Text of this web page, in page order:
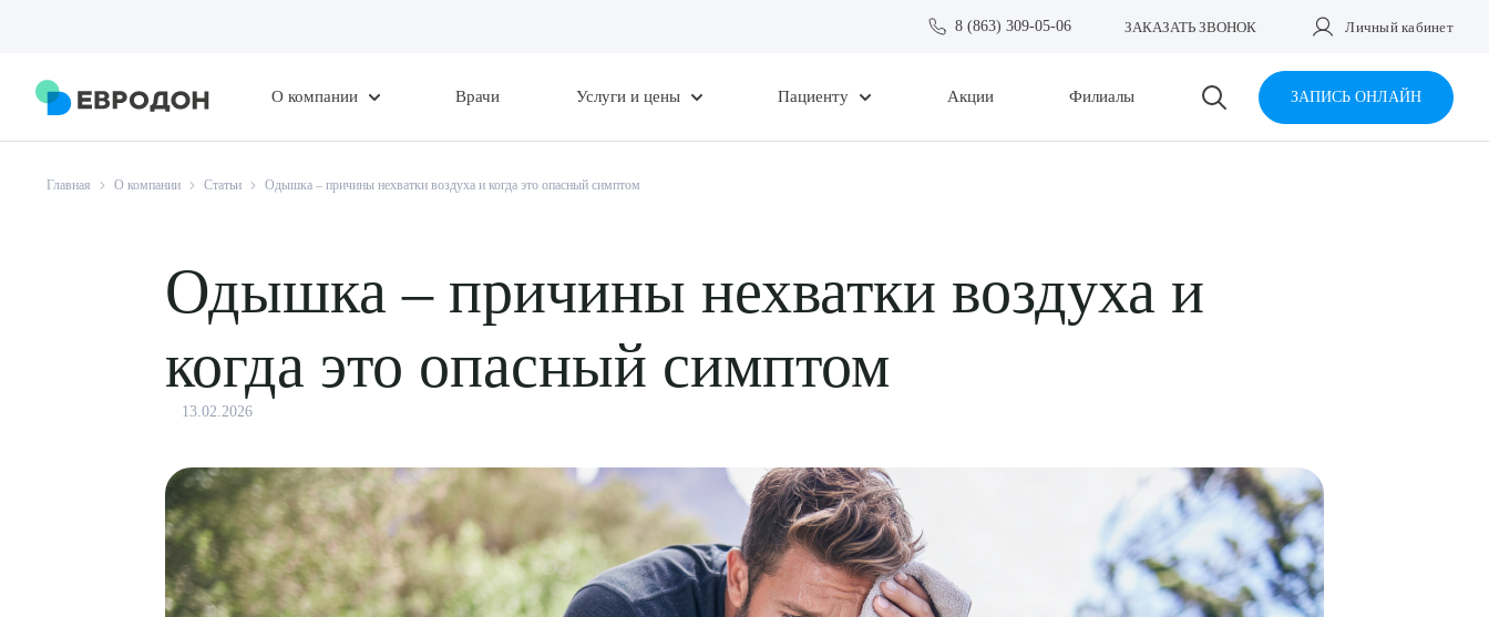
8 (863) 309-05-06 ЗАКАЗАТЬ ЗВОНОК Личный кабинет
О компании Врачи Услуги и цены Пациенту Акции Филиалы ЗАПИСЬ ОНЛАЙН
Главная О компании Статьи Одышка – причины нехватки воздуха и когда это опасный симптом
Одышка – причины нехватки воздуха и
когда это опасный симптом
13.02.2026